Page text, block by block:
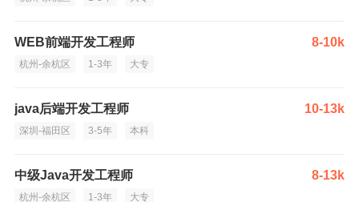
WEB前端开发工程师 8-10k
杭州-余杭区 1-3年 大专
java后端开发工程师 10-13k
深圳-福田区 3-5年 本科
中级Java开发工程师 8-13k
杭州-余杭区 1-3年 大专